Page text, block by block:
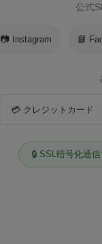
公式
📷 Instagram 📘
💳 クレジットカード
🔒 SSL暗号化通